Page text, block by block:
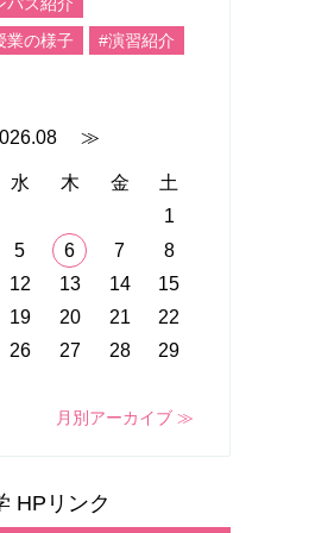
業の様子
#演習紹介
≫
水 木 金
土
1
5 6 7
8
12 13 14
15
19 20 21
22
26 27 28
29
月別アーカイブ ≫
HPリンク